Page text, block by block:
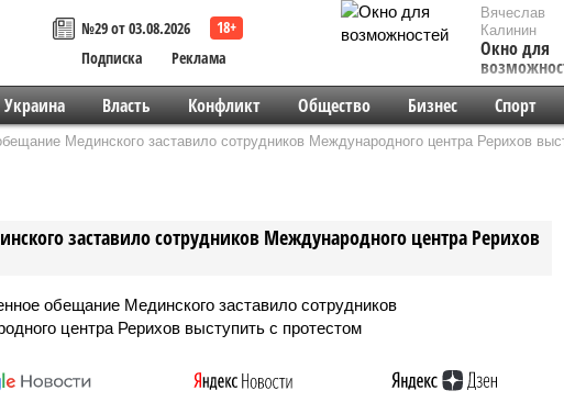
№29 от 03.08.2026
Подписка
Реклама
Вячеслав
Калинин
Окно для
Украина Власть Конфликт Общество Бизнес Спорт
Мединского заставило сотрудников Международного центра Рерихов
заставило сотрудников Международного центра Рерихов